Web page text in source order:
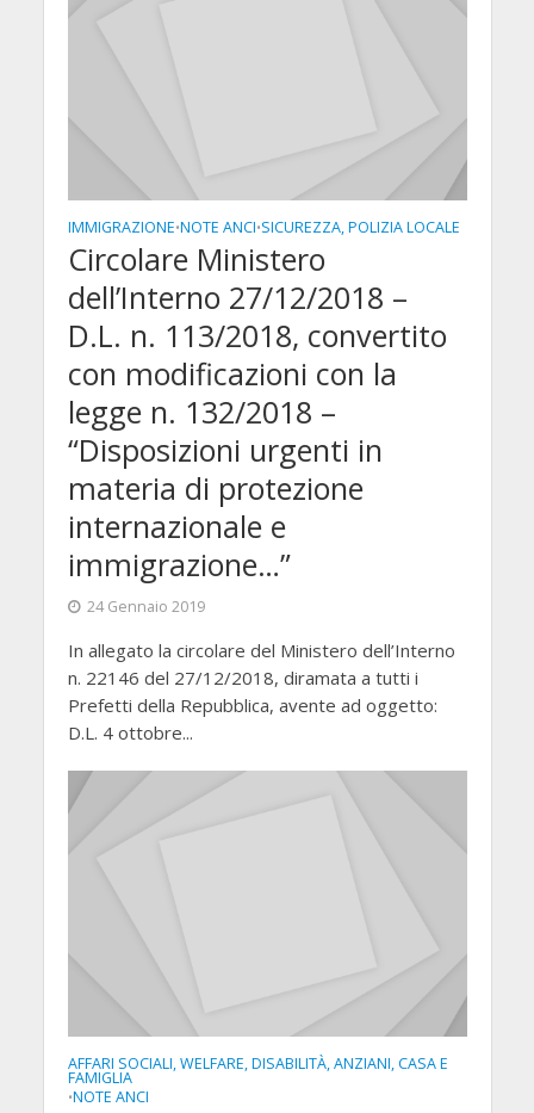
IMMIGRAZIONE•NOTE ANCI•SICUREZZA, POLIZIA LOCALE
Circolare Ministero
dell’Interno 27/12/2018 –
D.L. n. 113/2018, convertito
con modificazioni con la
legge n. 132/2018 –
“Disposizioni urgenti in
materia di protezione
internazionale e
immigrazione…”
24 Gennaio 2019
In allegato la circolare del Ministero dell’Interno
n. 22146 del 27/12/2018, diramata a tutti i
Prefetti della Repubblica, avente ad oggetto:
D.L. 4 ottobre...
AFFARI SOCIALI, WELFARE, DISABILITÀ, ANZIANI, CASA E
FAMIGLIA
•NOTE ANCI